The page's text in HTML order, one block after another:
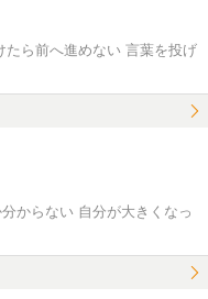
ら前へ進めない 言葉を投げ
からない 自分が大きくなっ